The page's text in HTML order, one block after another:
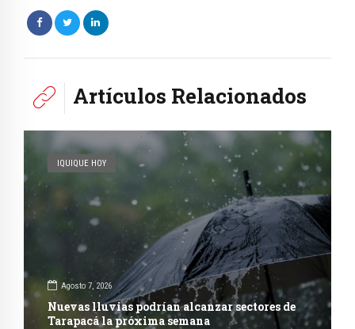
Artículos Relacionados
IQUIQUE HOY
Agosto 7, 2026
Nuevas lluvias podrían alcanzar sectores de
Tarapacá la próxima semana